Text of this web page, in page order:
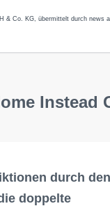
& Co. KG, übermittelt durch news
Instead
durch den
doppelte